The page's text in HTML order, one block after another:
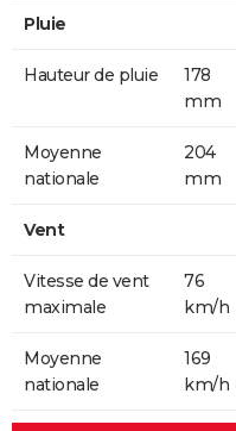
Pluie
Hauteur de pluie
178
mm
Moyenne
nationale
204
mm
Vent
Vitesse de vent
maximale
76
km/h
Moyenne
nationale
169
km/h